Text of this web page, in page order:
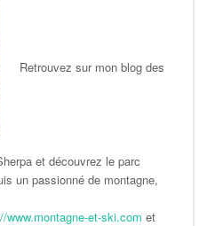
Retrouvez sur mon blog des
et découvrez le parc
un passionné de montagne,
www.montagne-et-ski.com et